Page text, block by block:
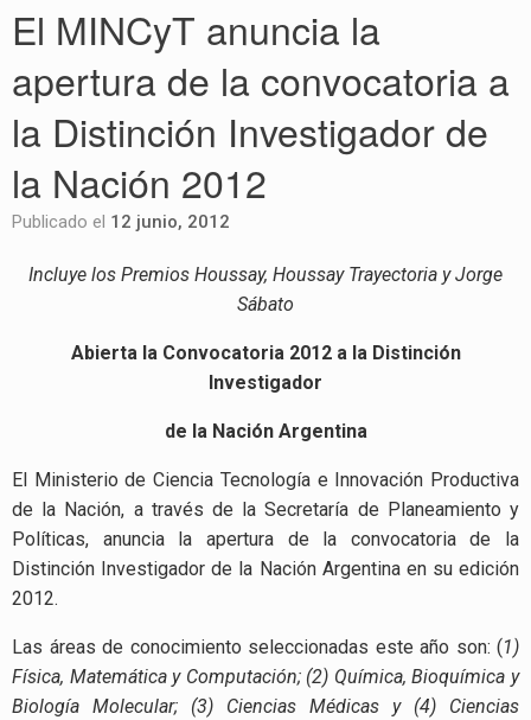
El MINCyT anuncia la
apertura de la convocatoria a
la Distinción Investigador de
la Nación 2012
Publicado el 12 junio, 2012
Incluye los Premios Houssay, Houssay Trayectoria y Jorge
Sábato
Abierta la Convocatoria 2012 a la Distinción
Investigador
de la Nación Argentina
El Ministerio de Ciencia Tecnología e Innovación Productiva
de la Nación, a través de la Secretaría de Planeamiento y
Políticas, anuncia la apertura de la convocatoria de la
Distinción Investigador de la Nación Argentina en su edición
2012.
Las áreas de conocimiento seleccionadas este año son: (1)
Física, Matemática y Computación; (2) Química, Bioquímica y
Biología Molecular; (3) Ciencias Médicas y (4) Ciencias